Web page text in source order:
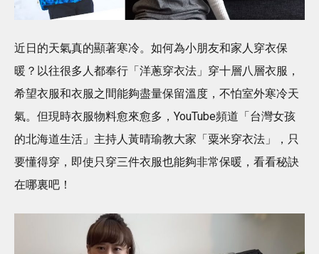
近日的天氣真的顯著寒冷。如何為小朋友和家人穿衣保
暖？以往很多人都奉行「洋蔥穿衣法」穿十層八層衣服，
希望衣服和衣服之間能夠盡量保留溫度，不怕室外寒冷天
氣。但現時衣服物料愈來愈多，YouTube頻道「台灣女孩
的北海道生活」主持人黃晴瑜教大家「粟米穿衣法」，只
要懂得穿，即使只穿三件衣服也能夠非常保暖，看看秘訣
在哪裏吧！